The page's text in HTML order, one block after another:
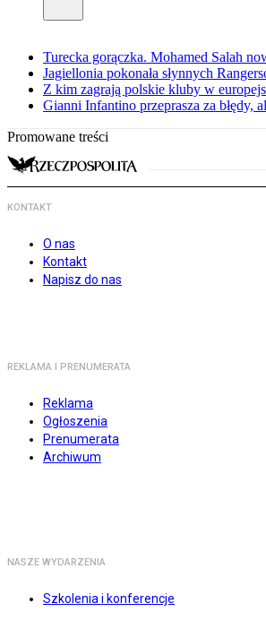
Turecka gorączka. Mohamed Salah
Jagiellonia pokonała słynnych
Z kim zagrają polskie kluby w
Gianni Infantino przeprasza za błędy,
Promowane treści
KONTAKT
O nas
Kontakt
Napisz do nas
REKLAMA I PRENUMERATA
Reklama
Ogłoszenia
Prenumerata
Archiwum
NASZE WYDARZENIA
Szkolenia i konferencje